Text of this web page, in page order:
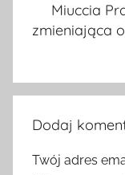
Miuccia
zmieniająca
Dodaj
Twój adres